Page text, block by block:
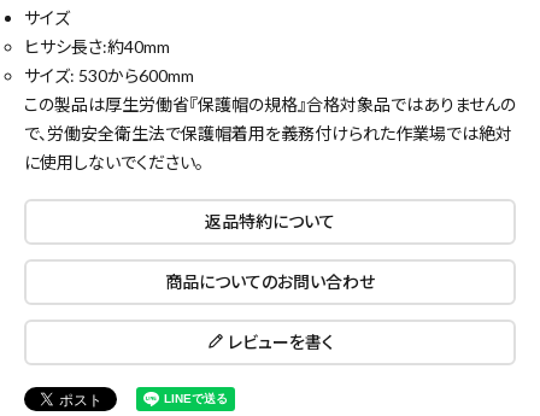
close
サイズ
ヒサシ長さ:約40mm
サイズ: 530から600mm
この製品は厚生労働省『保護帽の規格』合格対象品ではありませんの
で、労働安全衛生法で保護帽着用を義務付けられた作業場では絶対
に使用しないでください。
返品特約について
商品についてのお問い合わせ
レビューを書く